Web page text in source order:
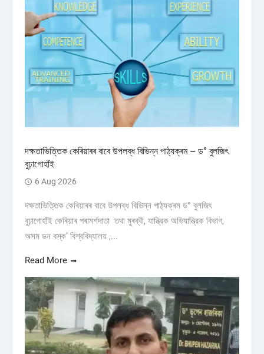
দক্ষতাভিত্তিক কেৰিয়াৰৰ বাবে উপলব্ধ বিভিন্ন পাঠ্যক্ৰম – ড° বুলজিৎ
বুঢ়াগোহাঁই
6 Aug 2026
দক্ষতাভিত্তিক কেৰিয়াৰৰ বাবে উপলব্ধ বিভিন্ন পাঠ্যক্ৰম ড° বুলজিৎ
বুঢ়াগোহাঁই কেৰিয়াৰ পৰামৰ্শদাতা তথা মুৰব্বী, যান্ত্রিক অভিযান্ত্রিক বিভাগ,
অসম ডন বস্ক’ বিশ্ববিদ্যালয় ,...
Read More